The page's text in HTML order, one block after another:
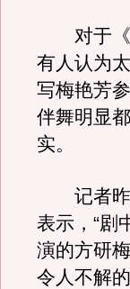
对于《
有人认为
写梅艳芳
伴舞明显
实。
记者昨
表示，“剧
演的方研
令人不解